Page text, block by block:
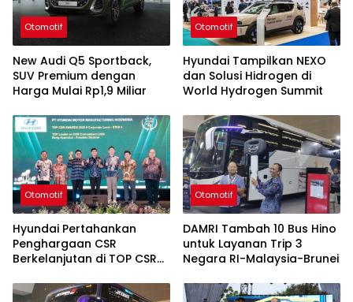
Otomotif
New Audi Q5 Sportback,
SUV Premium dengan
Harga Mulai Rp1,9 Miliar
Otomotif
Hyundai Tampilkan NEXO
dan Solusi Hidrogen di
World Hydrogen Summit
Otomotif
Hyundai Pertahankan
Penghargaan CSR
Berkelanjutan di TOP CSR
Otomotif
DAMRI Tambah 10 Bus Hino
untuk Layanan Trip 3
Negara RI-Malaysia-Brunei